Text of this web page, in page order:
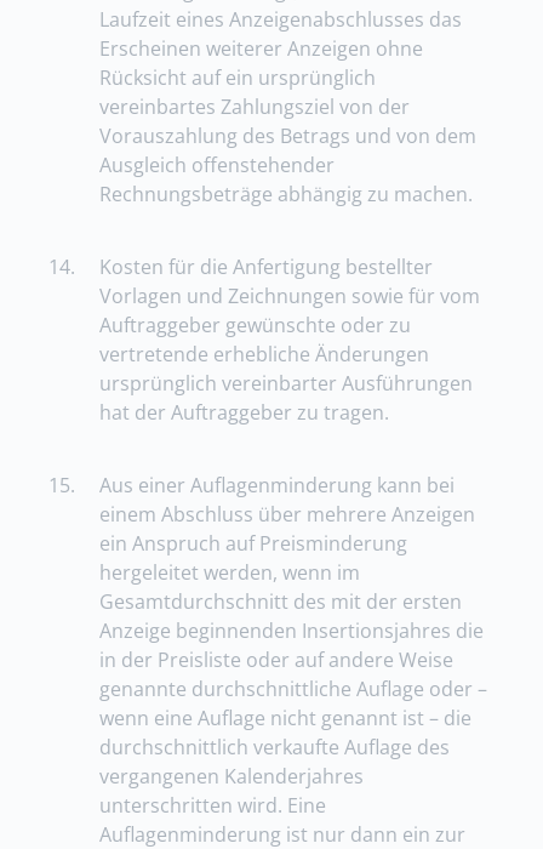
Laufzeit eines Anzeigenabschlusses das
Erscheinen weiterer Anzeigen ohne
Rücksicht auf ein ursprünglich
vereinbartes Zahlungsziel von der
Vorauszahlung des Betrags und von dem
Ausgleich offenstehender
Rechnungsbeträge abhängig zu machen.
14.
Kosten für die Anfertigung bestellter
Vorlagen und Zeichnungen sowie für vom
Auftraggeber gewünschte oder zu
vertretende erhebliche Änderungen
ursprünglich vereinbarter Ausführungen
hat der Auftraggeber zu tragen.
15.
Aus einer Auflagenminderung kann bei
einem Abschluss über mehrere Anzeigen
ein Anspruch auf Preisminderung
hergeleitet werden, wenn im
Gesamtdurchschnitt des mit der ersten
Anzeige beginnenden Insertionsjahres die
in der Preisliste oder auf andere Weise
genannte durchschnittliche Auflage oder –
wenn eine Auflage nicht genannt ist – die
durchschnittlich verkaufte Auflage des
vergangenen Kalenderjahres
unterschritten wird. Eine
Auflagenminderung ist nur dann ein zur